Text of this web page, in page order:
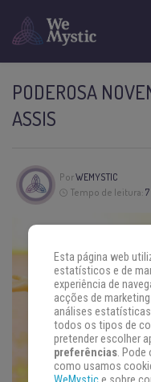
PODEROSA
ASSIS
PorWEMYSTIC
Tempo de leitura:
Esta página web
estatísticos e de
experiência de
acções de
análises
todos os tipos de
pretender escolher
preferências. Pode
como usamos